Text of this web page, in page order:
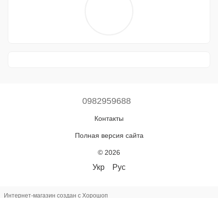
0982959688
Контакты
Полная версия сайта
© 2026
Укр Рус
Интернет-магазин создан с Хорошоп